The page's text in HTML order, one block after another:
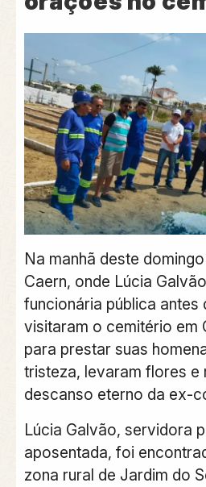
Na manhã deste
Caern, onde Lúcia
funcionária pública antes
visitaram o cemitério em
para prestar suas
tristeza, levaram flores e
descanso eterno da ex-
Lúcia Galvão, servidora
aposentada, foi
zona rural de Jardim do